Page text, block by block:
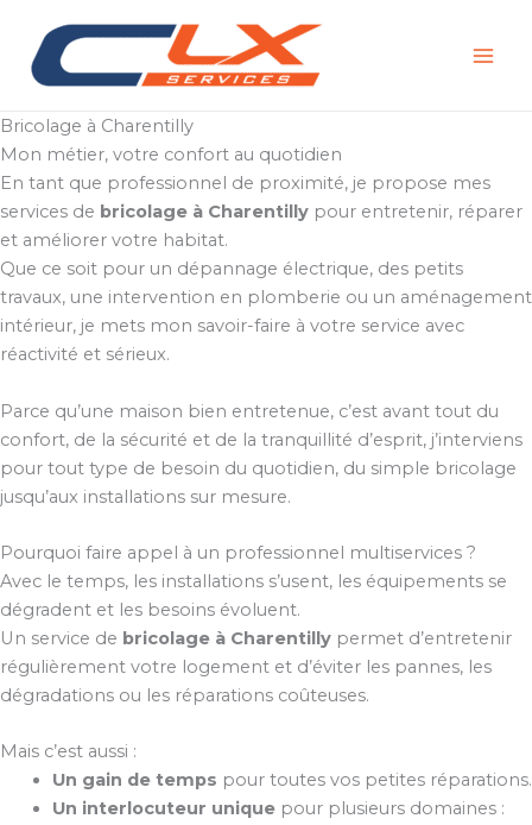
contenu
Bricolage à Charentilly
Mon métier, votre confort au quotidien
En tant que professionnel de proximité, je propose mes
services de bricolage à Charentilly pour entretenir, réparer
et améliorer votre habitat.
Que ce soit pour un dépannage électrique, des petits
travaux, une intervention en plomberie ou un aménagement
intérieur, je mets mon savoir-faire à votre service avec
réactivité et sérieux.
Parce qu’une maison bien entretenue, c’est avant tout du
confort, de la sécurité et de la tranquillité d’esprit, j’interviens
pour tout type de besoin du quotidien, du simple bricolage
jusqu’aux installations sur mesure.
Pourquoi faire appel à un professionnel multiservices ?
Avec le temps, les installations s’usent, les équipements se
dégradent et les besoins évoluent.
Un service de bricolage à Charentilly permet d’entretenir
régulièrement votre logement et d’éviter les pannes, les
dégradations ou les réparations coûteuses.
Mais c’est aussi :
Un gain de temps pour toutes vos petites réparations.
Un interlocuteur uniquepour plusieurs domaines :